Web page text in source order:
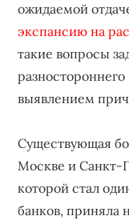
ожидаемой
экспансию на
такие вопросы
выявлением
Существующая
Москве и Санкт-
которой стал
банков, приняла